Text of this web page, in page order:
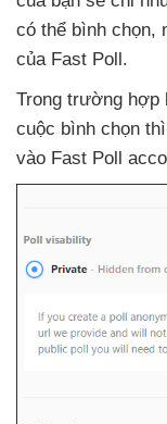
có thể bình chọn,
của Fast Poll.
Trong trường hợp
cuộc bình chọn
vào Fast Poll